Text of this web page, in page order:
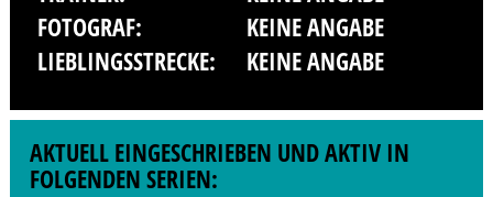
FOTOGRAF:
KEINE ANGABE
LIEBLINGSSTRECKE:
KEINE ANGABE
AKTUELL EINGESCHRIEBEN UND AKTIV IN
FOLGENDEN SERIEN: